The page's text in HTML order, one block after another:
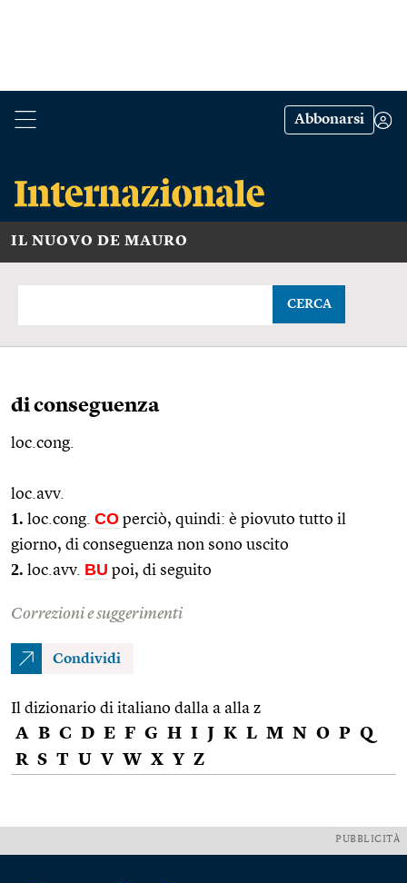
Abbonarsi
IL NUOVO DE MAURO
CERCA
di conseguenza
loc.cong.
loc.avv.
1. loc.cong. CO perciò, quindi: è piovuto tutto il
giorno, di conseguenza non sono uscito
2. loc.avv. BU poi, di seguito
Correzioni e suggerimenti
Condividi
Il dizionario di italiano dalla a alla z
A B C D E F G H I J K L M N O P Q
R S T U V W X Y Z
PUBBLICITÀ